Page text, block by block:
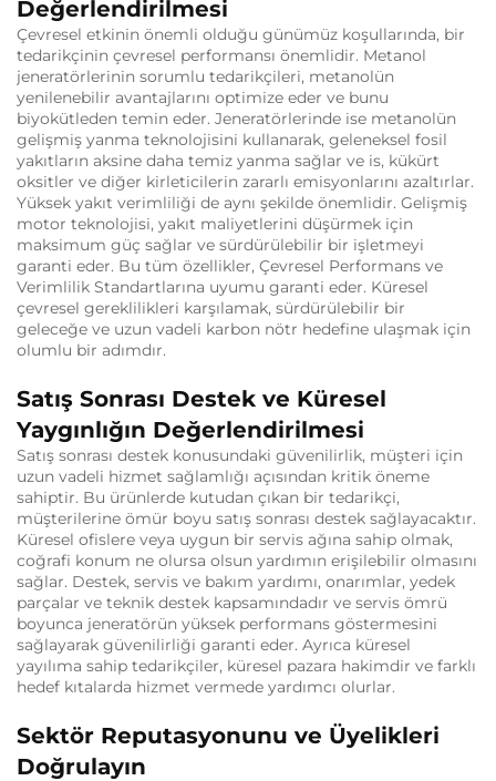
Değerlendirilmesi
Çevresel etkinin önemli olduğu günümüz koşullarında, bir
tedarikçinin çevresel performansı önemlidir. Metanol
jeneratörlerinin sorumlu tedarikçileri, metanolün
yenilenebilir avantajlarını optimize eder ve bunu
biyokütleden temin eder. Jeneratörlerinde ise metanolün
gelişmiş yanma teknolojisini kullanarak, geleneksel fosil
yakıtların aksine daha temiz yanma sağlar ve is, kükürt
oksitler ve diğer kirleticilerin zararlı emisyonlarını azaltırlar.
Yüksek yakıt verimliliği de aynı şekilde önemlidir. Gelişmiş
motor teknolojisi, yakıt maliyetlerini düşürmek için
maksimum güç sağlar ve sürdürülebilir bir işletmeyi
garanti eder. Bu tüm özellikler, Çevresel Performans ve
Verimlilik Standartlarına uyumu garanti eder. Küresel
çevresel gereklilikleri karşılamak, sürdürülebilir bir
geleceğe ve uzun vadeli karbon nötr hedefine ulaşmak için
olumlu bir adımdır.
Satış Sonrası Destek ve Küresel
Yaygınlığın Değerlendirilmesi
Satış sonrası destek konusundaki güvenilirlik, müşteri için
uzun vadeli hizmet sağlamlığı açısından kritik öneme
sahiptir. Bu ürünlerde kutudan çıkan bir tedarikçi,
müşterilerine ömür boyu satış sonrası destek sağlayacaktır.
Küresel ofislere veya uygun bir servis ağına sahip olmak,
coğrafi konum ne olursa olsun yardımın erişilebilir olmasını
sağlar. Destek, servis ve bakım yardımı, onarımlar, yedek
parçalar ve teknik destek kapsamındadır ve servis ömrü
boyunca jeneratörün yüksek performans göstermesini
sağlayarak güvenilirliği garanti eder. Ayrıca küresel
yayılıma sahip tedarikçiler, küresel pazara hakimdir ve farklı
hedef kıtalarda hizmet vermede yardımcı olurlar.
Sektör Reputasyonunu ve Üyelikleri
Doğrulayın